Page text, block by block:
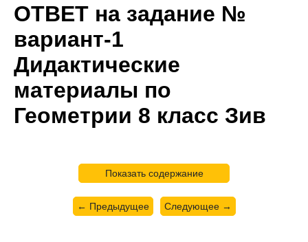
ОТВЕТ на задание №
вариант-1
Дидактические
материалы по
Геометрии 8 класс Зив
Показать содержание
← Предыдущее Следующее →